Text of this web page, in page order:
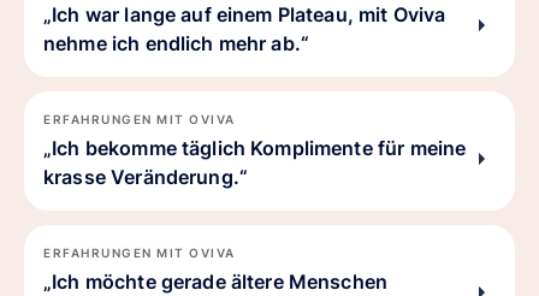
„Ich war lange auf einem Plateau, mit Oviva
nehme ich endlich mehr ab.“
ERFAHRUNGEN MIT OVIVA
„Ich bekomme täglich Komplimente für meine
krasse Veränderung.“
ERFAHRUNGEN MIT OVIVA
„Ich möchte gerade ältere Menschen